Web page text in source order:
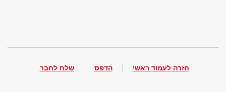
חזרה לעמוד ראשי הדפס שלח לחבר